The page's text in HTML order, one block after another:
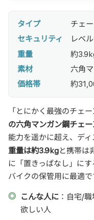
タイプ
チェー
セキュリティ
レベ
重量
約
素材
六角
価格帯
約
「とにかく最強のチェ
の六角マンガン鋼チェー
能力を遥かに超え、デ
重量は約3.9kgと携帯は
に「置きっぱなし」に
バイクの保管用に最適で
こんな人に ：自宅/
欲しい人